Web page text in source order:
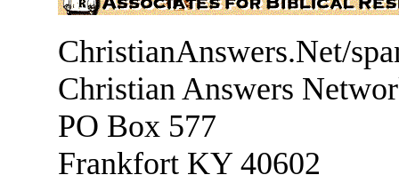
ChristianAnswers.Net/
Christian Answers
PO Box 577
Frankfort KY 40602